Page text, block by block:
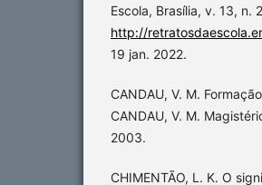
Escola, Brasília, v. 13, n.
http://
19 jan. 2022.
CANDAU, V. M.
CANDAU, V. M.
2003.
CHIMENTÃO, L. K. O